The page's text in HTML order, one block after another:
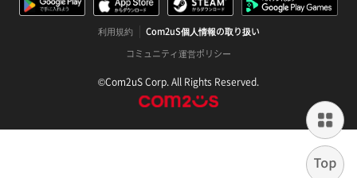
利用規約
Com2uS個人情報の取り扱い
コミュニティ運営ポリシー
©Com2uS Corp. All Rights Reserved.